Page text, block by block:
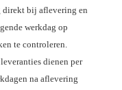
direkt bij aflevering en
werkdag op
te controleren.
dienen per
na aflevering